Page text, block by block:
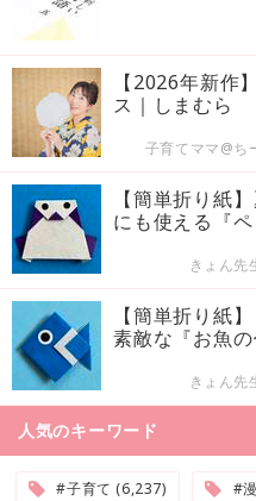
【2026年新作
ス｜しまむら
子育てママ@
【簡単折り紙
にも使える『ペ
きょん
【簡単折り紙
素敵な『お魚の
きょん
人気のキーワード
#子育て (6,237) #